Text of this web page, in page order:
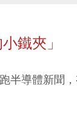
鐵夾」
半導體新聞